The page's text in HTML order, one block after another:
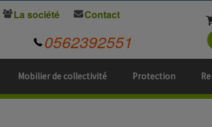
Mobilier de collectivité Protection
La société Contact
0562392551